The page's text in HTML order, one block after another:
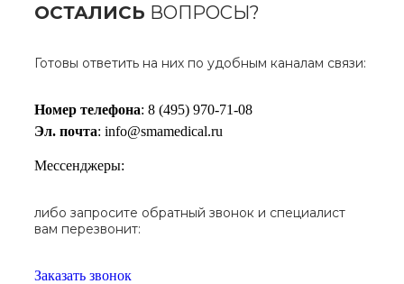
ОСТАЛИСЬ ВОПРОСЫ?
Готовы ответить на них по удобным каналам связи:
Номер телефона: 8 (495) 970-71-08
Эл. почта: info@smamedical.ru
Мессенджеры:
либо запросите обратный звонок и специалист
вам перезвонит:
Заказать звонок